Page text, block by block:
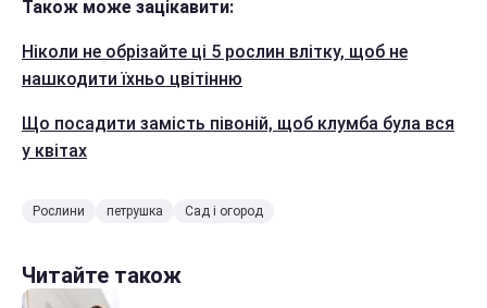
Також може зацікавити:
Ніколи не обрізайте ці 5 рослин влітку, щоб не
нашкодити їхньо цвітінню
Що посадити замість півоній, щоб клумба була вся
у квітах
Рослини петрушка Сад і огород
Читайте також